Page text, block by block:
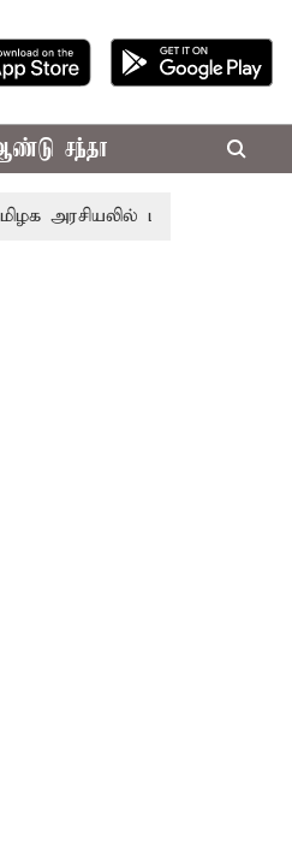
சந்தா
பரபரப்பு; அமைச்சர்